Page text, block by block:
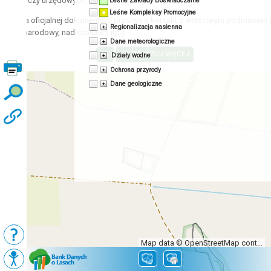
Map data © OpenStreetMap contributors, CC-BY-SA
Podkłady Mapy BDL
Leśne Kompleksy Promocyjne
Regionalizacja nasienna
Dane meteorologiczne
Działy wodne
Ochrona przyrody
Dane geologiczne
oficjalnej dokumentacji prosimy o kontakt z właściwym podmiotem
park narodowy, nadleśnictwo itp.)